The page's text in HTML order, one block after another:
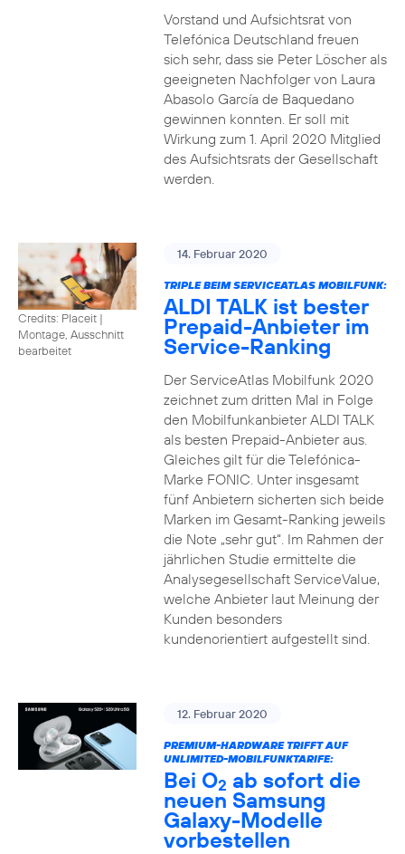
Vorstand und Aufsichtsrat von
Telefónica Deutschland freuen
sich sehr, dass sie Peter Löscher als
geeigneten Nachfolger von Laura
Abasolo García de Baquedano
gewinnen konnten. Er soll mit
Wirkung zum 1. April 2020 Mitglied
des Aufsichtsrats der Gesellschaft
werden.
Credits: Placeit |
Montage, Ausschnitt
bearbeitet
14. Februar 2020
TRIPLE BEIM SERVICEATLAS MOBILFUNK:
ALDI TALK ist bester
Prepaid-Anbieter im
Service-Ranking
Der ServiceAtlas Mobilfunk 2020
zeichnet zum dritten Mal in Folge
den Mobilfunkanbieter ALDI TALK
als besten Prepaid-Anbieter aus.
Gleiches gilt für die Telefónica-
Marke FONIC. Unter insgesamt
fünf Anbietern sicherten sich beide
Marken im Gesamt-Ranking jeweils
die Note „sehr gut“. Im Rahmen der
jährlichen Studie ermittelte die
Analysegesellschaft ServiceValue,
welche Anbieter laut Meinung der
Kunden besonders
kundenorientiert aufgestellt sind.
12. Februar 2020
PREMIUM-HARDWARE TRIFFT AUF
UNLIMITED-MOBILFUNKTARIFE:
Bei O2 ab sofort die
neuen Samsung
Galaxy-Modelle
vorbestellen